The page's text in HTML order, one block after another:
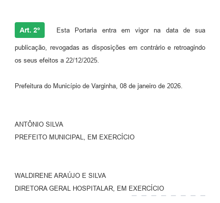
Art. 2º Esta Portaria entra em vigor na data de sua
publicação, revogadas as disposições em contrário e retroagindo
os seus efeitos a 22/12/2025.
Prefeitura do Município de Varginha, 08 de janeiro de 2026.
ANTÔNIO SILVA
PREFEITO MUNICIPAL, EM EXERCÍCIO
WALDIRENE ARAÚJO E SILVA
DIRETORA GERAL HOSPITALAR, EM EXERCÍCIO